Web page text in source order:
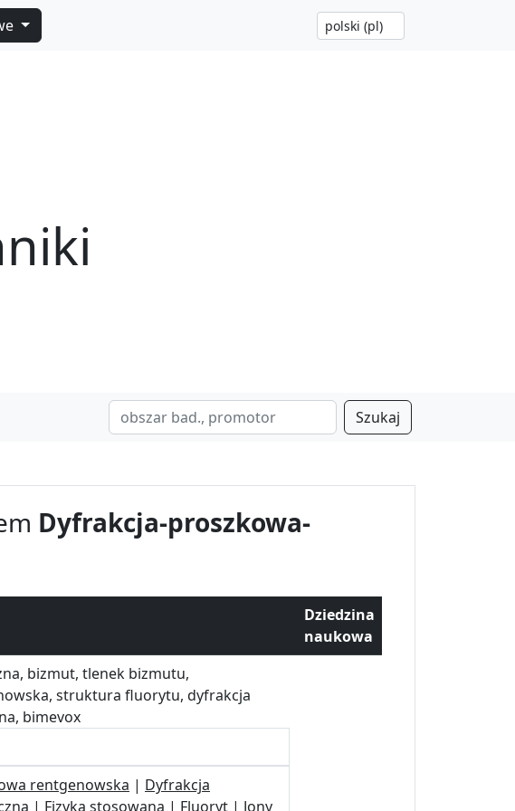
Szukaj
Dyfrakcja-proszkowa-
Dziedzina
naukowa
bizmut, tlenek bizmutu,
struktura fluorytu, dyfrakcja
bimevox
rentgenowska | Dyfrakcja
| Fizyka stosowana | Fluoryt | Jony